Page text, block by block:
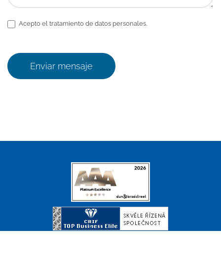
Acepto el tratamiento de datos personales.
Enviar mensaje